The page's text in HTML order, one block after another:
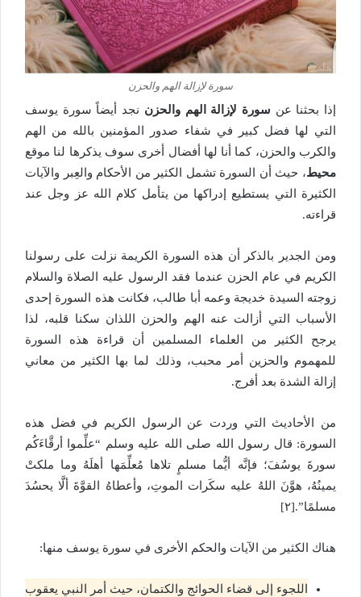
سورة لإزالة الهم والحزن
إذا بحثنا عن سورة لإزالة الهم والحزن نجد أيضاً سورة يوسف
التي لها فضل كبير في شفاء صدور المؤمنين بالله من الهم
والكرب والحزن، كما أنا لها أفضال أخرى سوف يذكرها لنا موقع
محيط، حيث أن السورة تشمل الكثير من الأحكام والعِبر والآيات
الكثيرة التي يستطيع إدراكها من يتأمل كلام الله عز وجل عند
قراءته.
ومن الجدير بالذكر أن هذه السورة الكريمة نزلت على رسولنا
الكريم في عام الحزن عندما فقد الرسول عليه الصلاة والسلام
زوجته السيدة خديجة وعمه أبا طالب، فكانت هذه السورة إحدى
الأسباب التي أزالت عنه الهم والحزن اللذان سكنا قلبه، لذا
يرجح الكثير من العلماء المسلمين أن قراءة هذه السورة
للمهموم والحزين أمر محبب، وذلك لما بها الكثير من معاني
إزالة الشدة بعد أفرج.
من الأحاديث التي وردت عن الرسول الكريم في فضل هذه
السورة: قال رسول الله صلى الله عليه وسلم “علِّموا أرقَّاءَكُم
سورةَ يوسُفَ؛ فإنَّه أيُّما مسلمٍ تلاها مُعلِّمَها أهلَهُ وما ملكتْ
يمينُهُ، هوَّنَ اللهُ عليه سكَرات الموتِ، وأعطاهُ القوَّةَ ألَّا يحسُدَ
مسلمًا”.[٢]
هناك الكثير من الآيات والحكم الأخرى في سورة يوسف منها:
اللجوء إلى قضاء الحوائج والكتمان، حيث أمر النبي يعقوب